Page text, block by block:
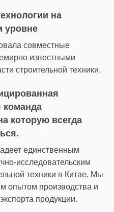
на
уровне
совместные
известными
строительной техники.
команда
которую всегда
единственным
исследовательским
техники в Китае. Мы
опытом производства и
продукции.